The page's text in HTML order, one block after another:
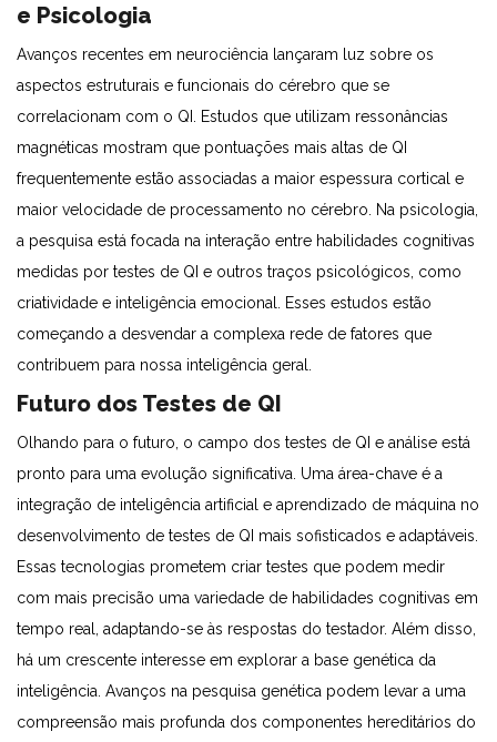
e Psicologia
Avanços recentes em neurociência lançaram luz sobre os
aspectos estruturais e funcionais do cérebro que se
correlacionam com o QI. Estudos que utilizam ressonâncias
magnéticas mostram que pontuações mais altas de QI
frequentemente estão associadas a maior espessura cortical e
maior velocidade de processamento no cérebro. Na psicologia,
a pesquisa está focada na interação entre habilidades cognitivas
medidas por testes de QI e outros traços psicológicos, como
criatividade e inteligência emocional. Esses estudos estão
começando a desvendar a complexa rede de fatores que
contribuem para nossa inteligência geral.
Futuro dos Testes de QI
Olhando para o futuro, o campo dos testes de QI e análise está
pronto para uma evolução significativa. Uma área-chave é a
integração de inteligência artificial e aprendizado de máquina no
desenvolvimento de testes de QI mais sofisticados e adaptáveis.
Essas tecnologias prometem criar testes que podem medir
com mais precisão uma variedade de habilidades cognitivas em
tempo real, adaptando-se às respostas do testador. Além disso,
há um crescente interesse em explorar a base genética da
inteligência. Avanços na pesquisa genética podem levar a uma
compreensão mais profunda dos componentes hereditários do